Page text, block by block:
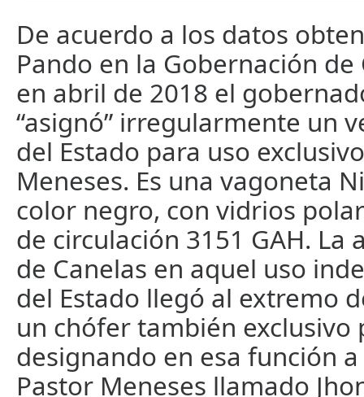
De acuerdo a los datos
Pando en la Gobernación
en abril de 2018 el
“asignó” irregularmente un
del Estado para uso
Meneses. Es una vagoneta
color negro, con vidrios
de circulación 3151 GAH. La
de Canelas en aquel uso
del Estado llegó al extremo
un chófer también exclusivo
designando en esa función
Pastor Meneses llamado